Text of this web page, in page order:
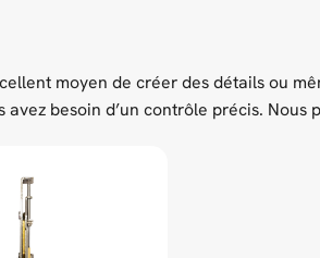
moyen de créer des détails ou
besoin d’un contrôle précis. Nous